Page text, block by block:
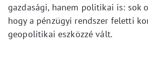
gazdasági, hanem politikai is: sok
hogy a pénzügyi rendszer feletti
geopolitikai eszközzé vált.